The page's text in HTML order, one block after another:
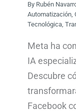
By Rubén
Automatización,
Tecnológica,
Meta ha
IA
Descubre
Facebook